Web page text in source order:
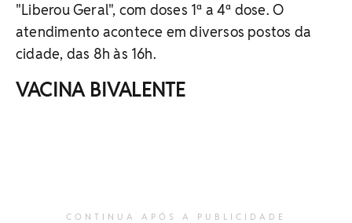
"Liberou Geral", com doses 1ª a 4ª dose. O
atendimento acontece em diversos postos da
cidade, das 8h às 16h.
VACINA BIVALENTE
CONTINUA APÓS A PUBLICIDADE